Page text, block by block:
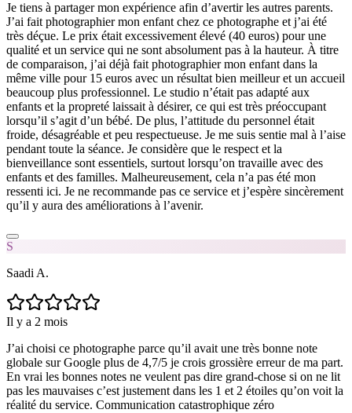
Je tiens à partager mon expérience afin d’avertir les autres parents.
J’ai fait photographier mon enfant chez ce photographe et j’ai été
très déçue. Le prix était excessivement élevé (40 euros) pour une
qualité et un service qui ne sont absolument pas à la hauteur. À titre
de comparaison, j’ai déjà fait photographier mon enfant dans la
même ville pour 15 euros avec un résultat bien meilleur et un accueil
beaucoup plus professionnel. Le studio n’était pas adapté aux
enfants et la propreté laissait à désirer, ce qui est très préoccupant
lorsqu’il s’agit d’un bébé. De plus, l’attitude du personnel était
froide, désagréable et peu respectueuse. Je me suis sentie mal à l’aise
pendant toute la séance. Je considère que le respect et la
bienveillance sont essentiels, surtout lorsqu’on travaille avec des
enfants et des familles. Malheureusement, cela n’a pas été mon
ressenti ici. Je ne recommande pas ce service et j’espère sincèrement
qu’il y aura des améliorations à l’avenir.
S
Saadi A.
Il y a 2 mois
J’ai choisi ce photographe parce qu’il avait une très bonne note
globale sur Google plus de 4,7/5 je crois grossière erreur de ma part.
En vrai les bonnes notes ne veulent pas dire grand-chose si on ne lit
pas les mauvaises c’est justement dans les 1 et 2 étoiles qu’on voit la
réalité du service. Communication catastrophique zéro